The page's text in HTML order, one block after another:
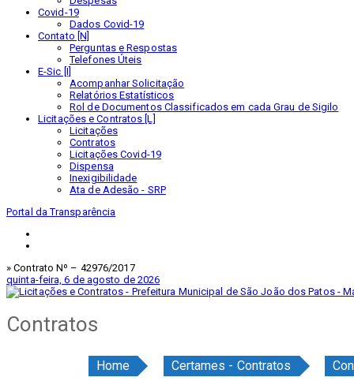
Covid-19
Dados Covid-19
Contato [N]
Perguntas e Respostas
Telefones Úteis
E-Sic [I]
Acompanhar Solicitação
Relatórios Estatísticos
Rol de Documentos Classificados em cada Grau de Sigilo
Licitações e Contratos [L]
Licitações
Contratos
Licitações Covid-19
Dispensa
Inexigibilidade
Ata de Adesão - SRP
Portal da Transparência
» Contrato Nº – 42976/2017
quinta-feira, 6 de agosto de 2026
Contratos
Home Certames - Contratos